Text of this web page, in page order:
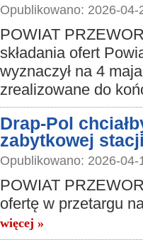
Opublikowano: 2026-
POWIAT
składania ofert
wyznaczył na 4
zrealizowane do
Drap-Pol
zabytkowej
Opublikowano: 2026-
POWIAT
ofertę w przetargu
więcej »